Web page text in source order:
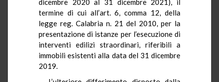
dicembre 2020 al 31 dicembre 2021), il
termine di cui all’art. 6, comma 12, della
legge reg. Calabria n. 21 del 2010, per la
presentazione di istanze per l’esecuzione di
interventi edilizi straordinari, riferibili a
immobili esistenti alla data del 31 dicembre
2019.